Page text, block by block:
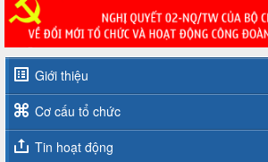
Giới thiệu
Cơ cấu tổ chức
Tin hoạt động